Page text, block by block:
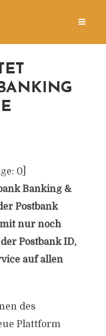
0]
Banking &
Postbank
nur noch
Postbank ID,
auf allen
des
Plattform